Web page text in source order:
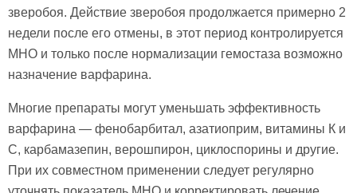
зверобоя. Действие зверобоя продолжается примерно 2
недели после его отмены, в этот период контролируется
МНО и только после нормализации гемостаза возможно
назначение варфарина.
Многие препараты могут уменьшать эффективность
варфарина — фенобарбитал, азатиоприм, витамины К и
С, карбамазепин, верошпирон, циклоспорины и другие.
При их совместном применении следует регулярно